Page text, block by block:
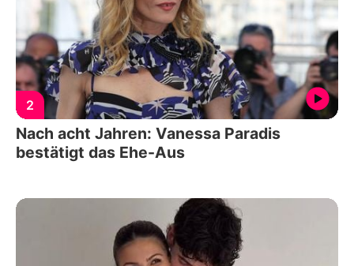
2
Nach acht Jahren: Vanessa Paradis
bestätigt das Ehe-Aus